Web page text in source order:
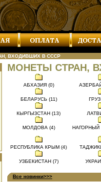
ВХОДИВШИХ В СССР
МОНЕТЫ СТРАН,
АБХАЗИЯ (0)
БЕЛАРУСЬ (11)
КЫРГЫЗСТАН (13)
МОЛДОВА (4) НАГОРНЫЙ
РЕСПУБЛИКА КРЫМ (4)
УЗБЕКИСТАН (7)
Все новинки>>>